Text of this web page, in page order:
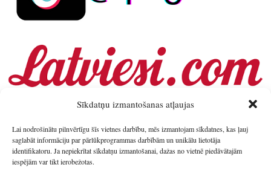
Sīkdatņu izmantošanas atļaujas
Lai nodrošinātu pilnvērtīgu šīs vietnes darbību, mēs izmantojam sīkdatnes, kas ļauj
saglabāt informāciju par pārlūkprogrammas darbībām un unikālu lietotāja
identifikatoru. Ja nepiekrītat sīkdatņu izmantošanai, dažas no vietnē piedāvātajām
iespējām var tikt ierobežotas.